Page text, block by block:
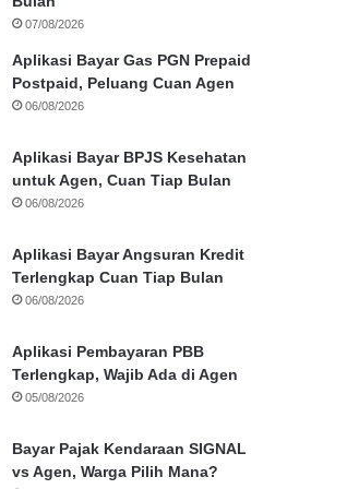
07/08/2026
Aplikasi Bayar Gas PGN Prepaid
Postpaid, Peluang Cuan Agen
06/08/2026
Aplikasi Bayar BPJS Kesehatan
untuk Agen, Cuan Tiap Bulan
06/08/2026
Aplikasi Bayar Angsuran Kredit
Terlengkap Cuan Tiap Bulan
06/08/2026
Aplikasi Pembayaran PBB
Terlengkap, Wajib Ada di Agen
05/08/2026
Bayar Pajak Kendaraan SIGNAL
vs Agen, Warga Pilih Mana?